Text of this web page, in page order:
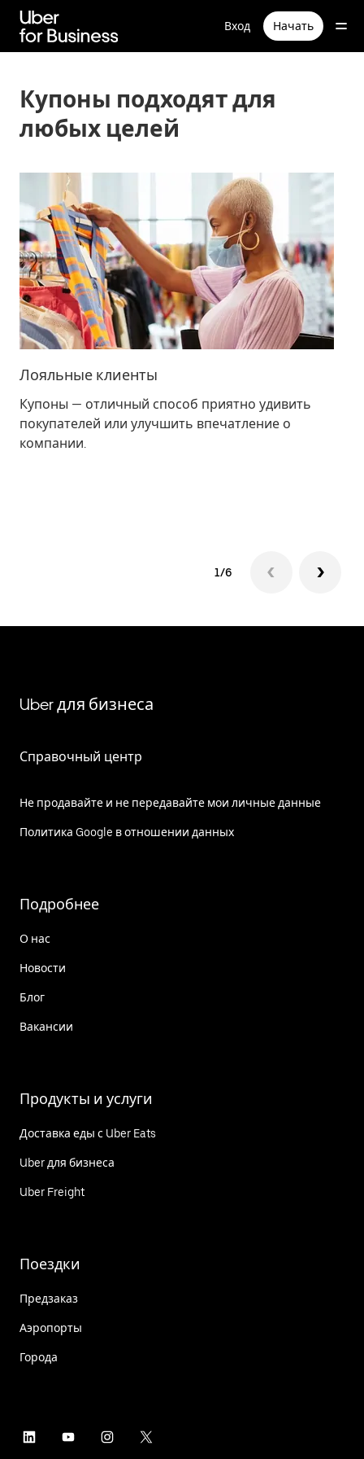
перейти
к
Вход Начать
Купоны подходят для
любых целей
Лояльные клиенты
Купоны — отличный способ приятно удивить
покупателей или улучшить впечатление о
компании.
1/6
Uber для бизнеса
Справочный центр
Не продавайте и не передавайте мои личные данные
Политика Google в отношении данных
Подробнее
О нас
Новости
Блог
Вакансии
Продукты и услуги
Доставка еды с Uber Eats
Uber для бизнеса
Uber Freight
Поездки
Предзаказ
Аэропорты
Города